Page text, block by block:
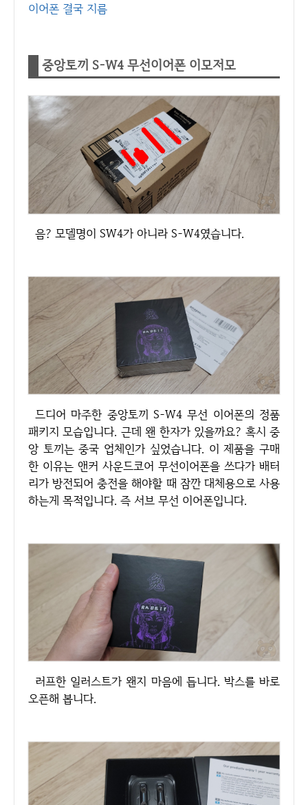
이어폰 결국 지름
중앙토끼 S-W4 무선이어폰 이모저모
음? 모델명이 SW4가 아니라 S-W4였습니다.
드디어 마주한 중앙토끼 S-W4 무선 이어폰의 정품
패키지 모습입니다. 근데 왠 한자가 있을까요? 혹시 중
앙 토끼는 중국 업체인가 싶었습니다. 이 제품을 구매
한 이유는 앤커 사운드코어 무선이어폰을 쓰다가 배터
리가 방전되어 충전을 해야할 때 잠깐 대체용으로 사용
하는게 목적입니다. 즉 서브 무선 이어폰입니다.
러프한 일러스트가 왠지 마음에 듭니다. 박스를 바로
오픈해 봅니다.